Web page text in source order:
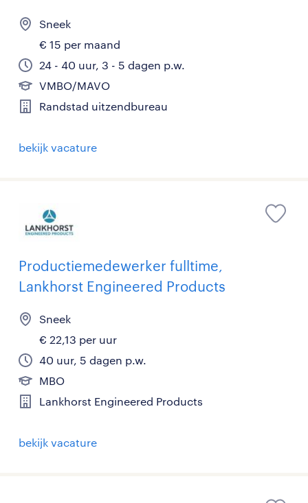
Sneek
€ 15 per maand
24 - 40 uur, 3 - 5 dagen p.w.
VMBO/MAVO
Randstad uitzendbureau
bekijk vacature
Productiemedewerker fulltime,
Lankhorst Engineered Products
Sneek
€ 22,13 per uur
40 uur, 5 dagen p.w.
MBO
Lankhorst Engineered Products
bekijk vacature